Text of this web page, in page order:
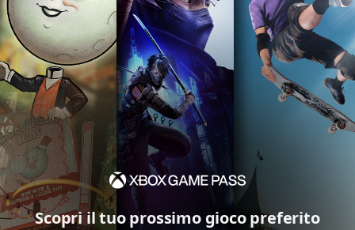
Scopri il tuo prossimo gioco preferito